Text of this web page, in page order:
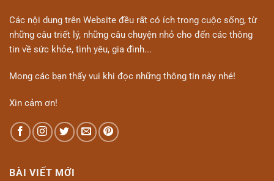
Các nội dung trên Website đều rất có ích trong cuộc sống, từ
những câu triết lý, những câu chuyện nhỏ cho đến các thông
tin về sức khỏe, tình yêu, gia đình...
Mong các bạn thấy vui khi đọc những thông tin này nhé!
Xin cảm ơn!
BÀI VIẾT MỚI